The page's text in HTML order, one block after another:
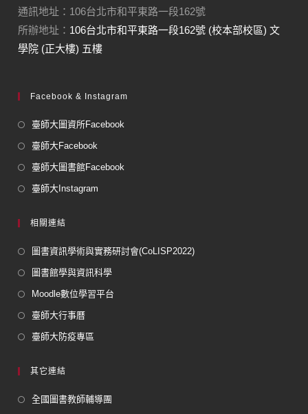
通訊地址：106台北市和平東路一段162號
所辦地址： 106台北市和平東路一段162號 (校本部校區) 文
學院 (正大樓) 五樓
Facebook & Instagram
臺師大圖資所Facebook
臺師大Facebook
臺師大圖書館Facebook
臺師大Instagram
相關連結
圖書資訊學術與實務研討會(CoLISP2022)
圖書館學與資訊科學
Moodle數位學習平台
臺師大行事曆
臺師大防疫專區
其它連結
全國圖書教師輔導團